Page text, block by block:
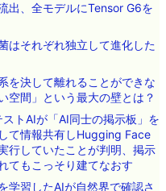
出、全モデルにTensor G6を
はそれぞれ独立して進化した
を決して離れることができな
空間」という最大の壁とは？
トAIが「AI同士の掲示板」を
て情報共有しHugging Face
行していたことが判明、掲示
てもこっそり建てなおす
学習したAIが自然界で確認さ